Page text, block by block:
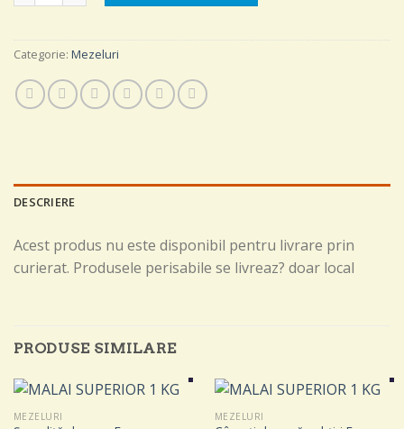
Categorie: Mezeluri
DESCRIERE
Acest produs nu este disponibil pentru livrare prin
curierat. Produsele perisabile se livreaz? doar local
PRODUSE SIMILARE
MEZELURI MEZELURI